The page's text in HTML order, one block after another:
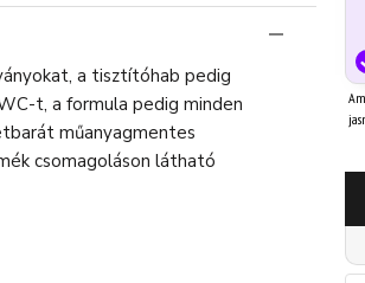
a tisztítóhab pedig
t, a formula pedig minden
műanyagmentes
csomagoláson látható